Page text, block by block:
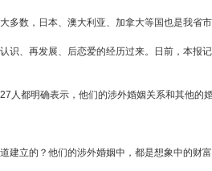
数，日本、澳大利亚、加拿大等国也是我省
识、再发展、后恋爱的经历过来。日前，本报
都明确表示，他们的涉外婚姻关系和其他的
建立的？他们的涉外婚姻中，都是想象中的财